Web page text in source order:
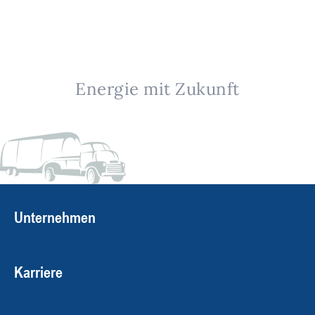
Energie mit Zukunft
Unternehmen
Karriere